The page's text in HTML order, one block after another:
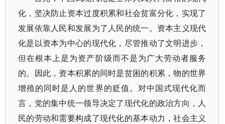
化，坚决防止资本过度积累和社会贫富分化，实现了
发展依靠人民和发展为了人民的统一。资本主义现代
化是以资本为中心的现代化，尽管推动了文明进步，
但在根本上是为资产阶级而不是为广大劳动者服务
的。因此，资本积累的同时是贫困的积累，物的世界
增殖的同时是人的世界的贬值。对中国式现代化而
言，党的集中统一领导决定了现代化的政治方向，人
民的劳动和需要构成了现代化的基本动力，社会主义